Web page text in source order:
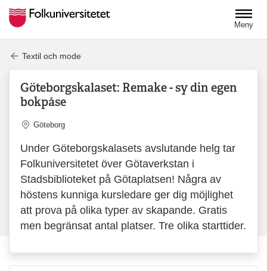
Meny
Textil och mode
Göteborgskalaset: Remake - sy din egen
bokpåse
Plats
Göteborg
Under Göteborgskalasets avslutande helg tar
Folkuniversitetet över Götaverkstan i
Stadsbiblioteket på Götaplatsen! Några av
höstens kunniga kursledare ger dig möjlighet
att prova på olika typer av skapande. Gratis
men begränsat antal platser. Tre olika starttider.